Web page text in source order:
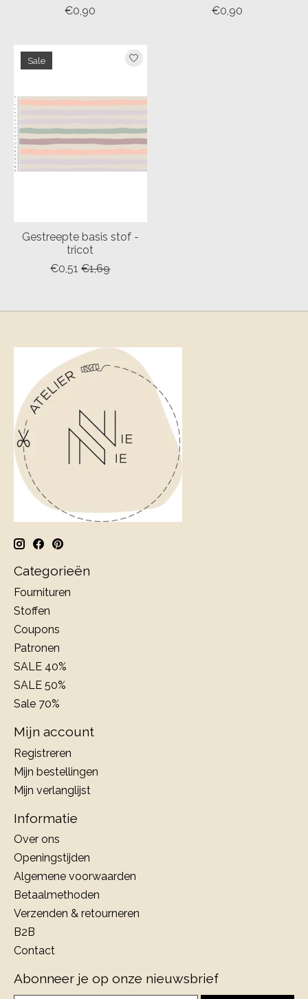
€0,90
€0,90
Sale
Gestreepte basis stof -
tricot
€0,51 €1,69
Categorieën
Fournituren
Stoffen
Coupons
Patronen
SALE 40%
SALE 50%
Sale 70%
Mijn account
Registreren
Mijn bestellingen
Mijn verlanglijst
Informatie
Over ons
Openingstijden
Algemene voorwaarden
Betaalmethoden
Verzenden & retourneren
B2B
Contact
Abonneer je op onze nieuwsbrief